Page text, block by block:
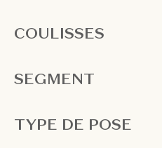
COULISSES
SEGMENT
TYPE DE POSE